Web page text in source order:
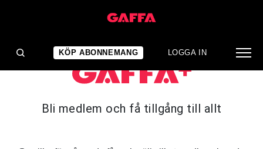
KÖP ABONNEMANG LOGGA IN
Bli medlem och få tillgång till allt